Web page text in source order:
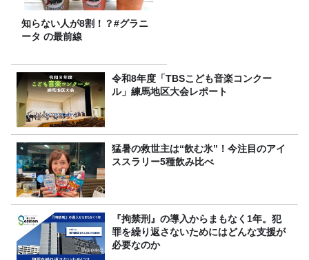
知らない人が8割！？#グラニ
ータ の最前線
令和8年度「TBSこども音楽コンクー
ル」練馬地区大会レポート
猛暑の救世主は“飲む氷”！今注目のアイ
ススラリー5種飲み比べ
『拘禁刑』の導入からまもなく1年。犯
罪を繰り返さないためにはどんな支援が
必要なのか